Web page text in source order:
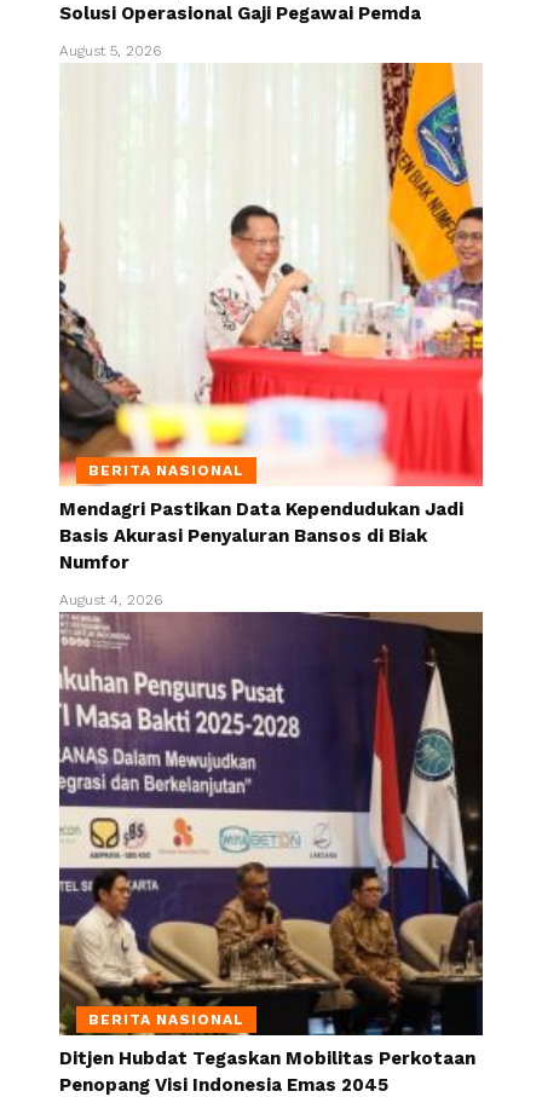
Solusi Operasional Gaji Pegawai Pemda
August 5, 2026
BERITA NASIONAL
Mendagri Pastikan Data Kependudukan Jadi
Basis Akurasi Penyaluran Bansos di Biak
Numfor
August 4, 2026
BERITA NASIONAL
Ditjen Hubdat Tegaskan Mobilitas Perkotaan
Penopang Visi Indonesia Emas 2045